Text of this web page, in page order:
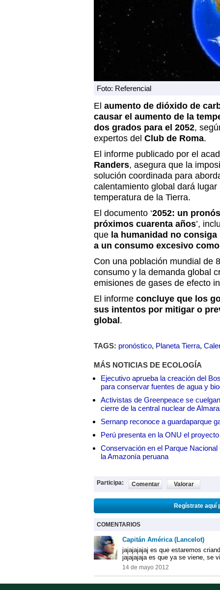
Foto: Referencial
El aumento de dióxido de
causar el aumento de la
dos grados para el 2052,
expertos del Club de Roma.
El informe publicado por el
Randers, asegura que la
solución coordinada para
calentamiento global dará
temperatura de la Tierra.
El documento ‘2052: un
próximos cuarenta años’,
que la humanidad no
a un consumo excesivo
Con una población mundial de
consumo y la demanda global
emisiones de gases de efecto
El informe concluye que los
sus intentos por mitigar o
global .
TAGS: pronóstico, Planeta Tierra,
MÁS NOTICIAS DE ECOLOGÍA
Ejecutivo aprueba la creación del
para conservar fuentes de agua y
Activistas de Greenpeace se
cierre de la central nuclear de
Sernanp reconoce a guardaparque
Perú presenta en la ONU el
Conservación en el Parque
la Amazonía peruana
Participa: Comentar Valorar
Regístrate aquí
COMENTARIOS
Capitán América (Lancelot)
jajajajajaj es que estaremos
jajajajaja es que ya se viene, se
14 de mayo 2012